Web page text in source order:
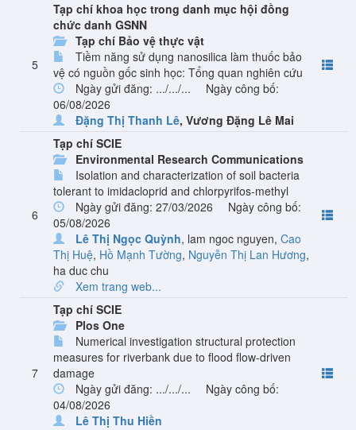
5
Tạp chí khoa học trong danh mục hội đồng
chức danh GSNN
Tạp chí Bảo vệ thực vật
Tiềm năng sử dụng nanosilica làm thuốc bảo
vệ có nguồn gốc sinh học: Tổng quan nghiên cứu
Ngày gửi đăng: .../.../...
Ngày công bố:
06/08/2026
Đặng Thị Thanh Lê, Vương Đặng Lê Mai
6
Tạp chí SCIE
Environmental Research Communications
Isolation and characterization of soil bacteria
tolerant to imidacloprid and chlorpyrifos-methyl
Ngày gửi đăng: 27/03/2026
Ngày công bố:
05/08/2026
Lê Thị Ngọc Quỳnh, lam ngoc nguyen, Cao
Thị Huệ, Hồ Mạnh Tường, Nguyễn Thị Lan Hương,
ha duc chu
Xem trang web...
7
Tạp chí SCIE
Plos One
Numerical investigation structural protection
measures for riverbank due to flood flow-driven
damage
Ngày gửi đăng: .../.../...
Ngày công bố:
04/08/2026
Lê Thị Thu Hiền